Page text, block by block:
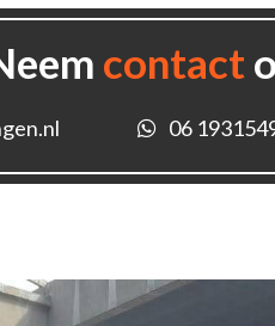
contact
06